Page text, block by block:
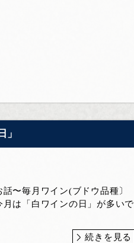
」
〜毎月ワイン(ブドウ品種〕
は「白ワインの日」が多いで
続きを見る